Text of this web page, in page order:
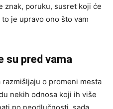
znak, poruku, susret koji će
je upravo ono što vam
su pred vama
o promeni mesta
nekih odnosa koji ih više
po neodlučnosti, sada